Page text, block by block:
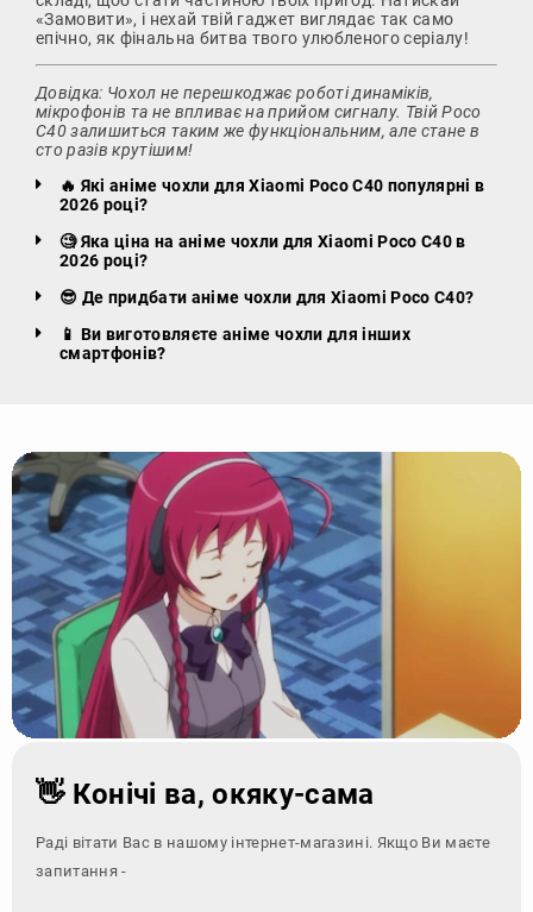
«Замовити», і нехай твій гаджет виглядає так само
епічно, як фінальна битва твого улюбленого серіалу!
Довідка: Чохол не перешкоджає роботі динаміків,
мікрофонів та не впливає на прийом сигналу. Твій Poco
C40 залишиться таким же функціональним, але стане в
сто разів крутішим!
🔥 Які аніме чохли для Xiaomi Poco C40 популярні в
2026 році?
🧐 Яка ціна на аніме чохли для Xiaomi Poco C40 в
2026 році?
😎 Де придбати аніме чохли для Xiaomi Poco C40?
📱 Ви виготовляєте аніме чохли для інших
смартфонів?
👋 Конічі ва, окяку-сама
Раді вітати Вас в нашому інтернет-магазині. Якщо Ви маєте
запитання - зверніться за